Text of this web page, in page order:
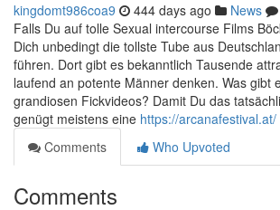
kingdomt986coa9 444 days ago News
Falls Du auf tolle Sexual intercourse Films
Dich unbedingt die tollste Tube aus
führen. Dort gibt es bekanntlich Tausende
laufend an potente Männer denken. Was gibt
grandiosen Fickvideos? Damit Du das
genügt meistens eine https://arcanafestival.at/
Comments
Who Upvoted
Comments